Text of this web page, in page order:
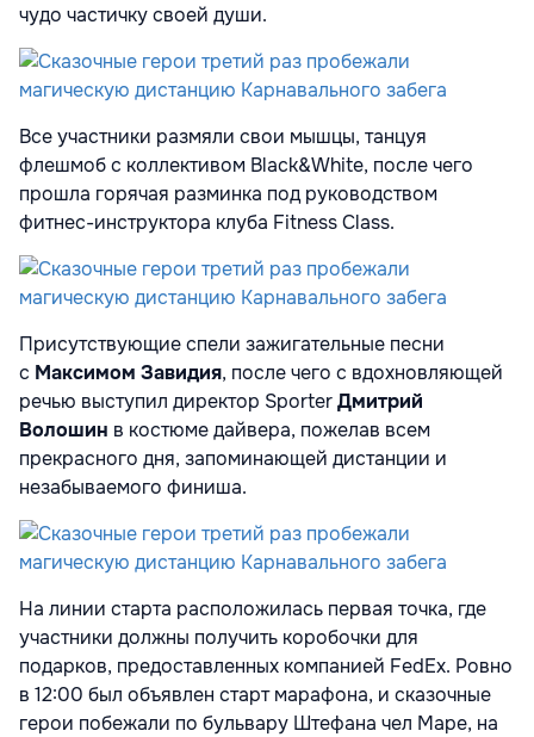
чудо частичку своей души.
Все участники размяли свои мышцы, танцуя
флешмоб с коллективом Black&White, после чего
прошла горячая разминка под руководством
фитнес-инструктора клуба Fitness Class.
Присутствующие спели зажигательные песни
с Максимом Завидия, после чего с вдохновляющей
речью выступил директор SporterДмитрий
Волошин в костюме дайвера, пожелав всем
прекрасного дня, запоминающей дистанции и
незабываемого финиша.
На линии старта расположилась первая точка, где
участники должны получить коробочки для
подарков, предоставленных компанией FedEx. Ровно
в 12:00 был объявлен старт марафона, и сказочные
герои побежали по бульвару Штефана чел Маре, на